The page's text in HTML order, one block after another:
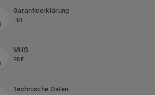
Garantieerklärung
PDF
MHS
PDF
Technische Daten